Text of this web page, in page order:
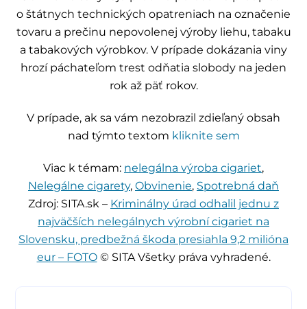
o štátnych technických opatreniach na označenie
tovaru a prečinu nepovolenej výroby liehu, tabaku
a tabakových výrobkov. V prípade dokázania viny
hrozí páchateľom trest odňatia slobody na jeden
rok až päť rokov.
V prípade, ak sa vám nezobrazil zdieľaný obsah
nad týmto textom kliknite sem
Viac k témam: nelegálna výroba cigariet,
Nelegálne cigarety, Obvinenie, Spotrebná daň
Zdroj: SITA.sk – Kriminálny úrad odhalil jednu z
najväčších nelegálnych výrobní cigariet na
Slovensku, predbežná škoda presiahla 9,2 milióna
eur – FOTO© SITA Všetky práva vyhradené.